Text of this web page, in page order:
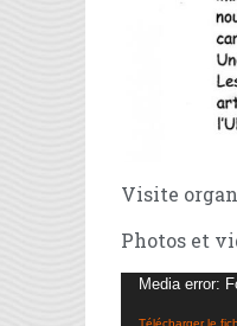
Visite
Photos et
Lecteur
Media error:
Télécharger le